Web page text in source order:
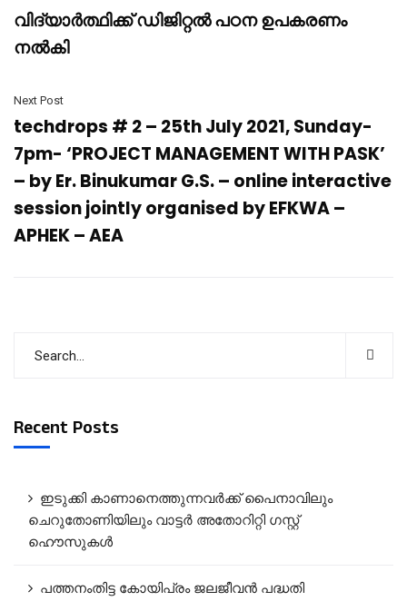
വിദ്യാർത്ഥിക്ക് ഡിജിറ്റൽ പഠന ഉപകരണം
നൽകി
Next Post
techdrops # 2 – 25th July 2021, Sunday-
7pm- ‘PROJECT MANAGEMENT WITH PASK’
– by Er. Binukumar G.S. – online interactive
session jointly organised by EFKWA –
APHEK – AEA
Recent Posts
ഇടുക്കി കാണാനെത്തുന്നവർക്ക് പൈനാവിലും
ചെറുതോണിയിലും വാട്ടർ അതോറിറ്റി ഗസ്റ്റ്
ഹൌസുകൾ
പത്തനംതിട്ട കോയിപ്രം ജലജീവൻ പദ്ധതി